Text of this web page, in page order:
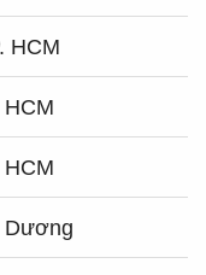
HCM
Dương